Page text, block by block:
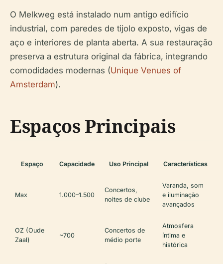
O Melkweg está instalado num antigo edifício
industrial, com paredes de tijolo exposto, vigas de
aço e interiores de planta aberta. A sua restauração
preserva a estrutura original da fábrica, integrando
comodidades modernas (Unique Venues of
Amsterdam).
Espaços Principais
Espaço Capacidade Uso Principal Características
Max 1.000–1.500
Concertos,
noites de clube
Varanda, som
e iluminação
avançados
OZ (Oude
Zaal)
~700
Concertos de
médio porte
Atmosfera
íntima e
histórica